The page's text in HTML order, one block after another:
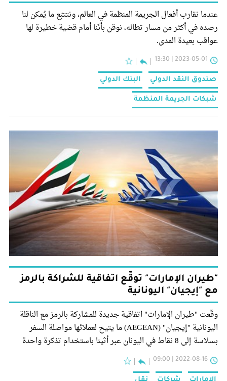
عندما نقارب أفعال الجريمة المنظمة في العالم، ونتتبّع ما يُمكن لنا
رصده في أكثر من مسار تطاله، نوقن بأنّنا أمام قضية خطيرة لها
عواقب بعيدة المدى.
2023-05-01 | 13:30
صندوق النقد الدولي البنك الدولي
شبكات الجريمة المنظمة
"طيران الإمارات" توقّع اتفاقية للشراكة بالرمز
مع "إيجيان" اليونانية
وقّعت "طيران الإمارات" اتفاقية جديدة للمشاركة بالرمز مع الناقلة
اليونانية "إيجيان" (AEGEAN) ما يتيح لعملائها مواصلة السفر
بسلاسة إلى 8 نقاط في اليونان عبر أثينا باستخدام تذكرة واحدة
هيراكليون، ميكونوس، ثيرا، رودوس، ثيسالونيكي،
2022-08-16 | 09:00